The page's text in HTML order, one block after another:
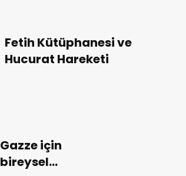
Fetih Kütüphanesi ve
Hucurat Hareketi
Gazze için
bireysel